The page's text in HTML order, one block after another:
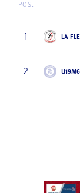
POS.
1 LA
2